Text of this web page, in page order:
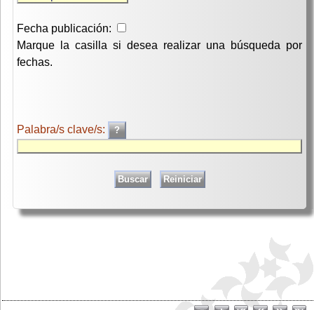
Fecha publicación:
Marque la casilla si desea realizar una búsqueda por
fechas.
Palabra/s clave/s: